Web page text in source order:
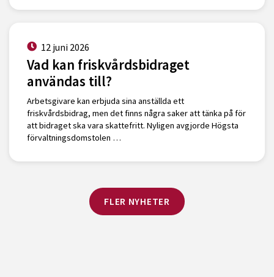
12 juni 2026
Vad kan friskvårdsbidraget
användas till?
Arbetsgivare kan erbjuda sina anställda ett
friskvårdsbidrag, men det finns några saker att tänka på för
att bidraget ska vara skattefritt. Nyligen avgjorde Högsta
förvaltningsdomstolen …
FLER NYHETER